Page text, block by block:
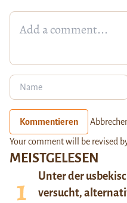
MEISTGELESEN
Unter der
versucht,
Kommentieren
Your comment will be revised